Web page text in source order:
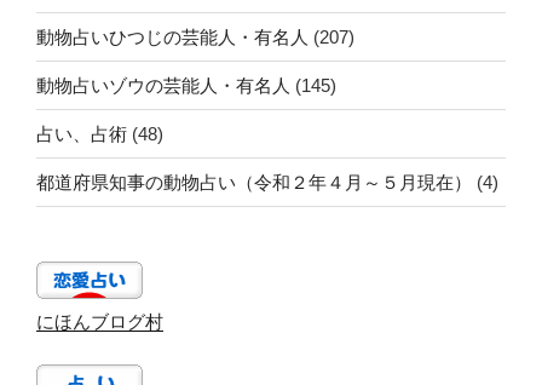
動物占いひつじの芸能人・有名人 (207)
動物占いゾウの芸能人・有名人 (145)
占い、占術 (48)
都道府県知事の動物占い（令和２年４月～５月現在） (4)
にほんブログ村